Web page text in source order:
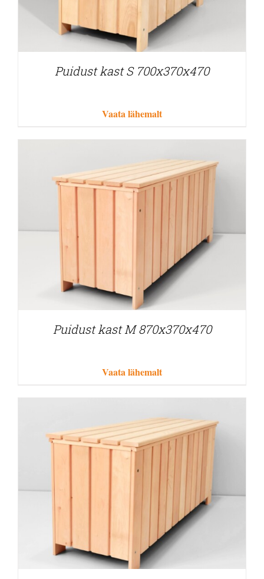
Puidust kast S 700x370x470
Vaata lähemalt
Puidust kast M 870x370x470
Vaata lähemalt